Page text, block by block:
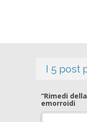
I 5 post
“Rimedi
emorroidi